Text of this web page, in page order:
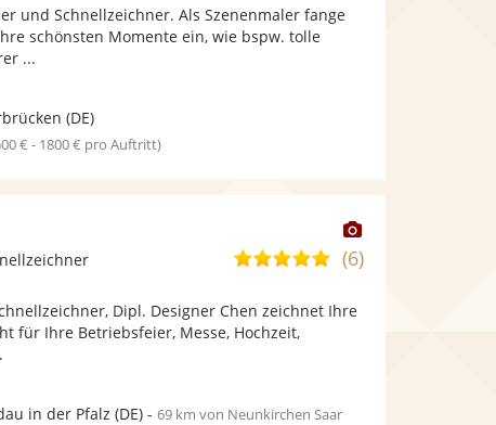
5
und Schnellzeichner. Als Szenenmaler fange
schönsten Momente ein, wie bspw. tolle
...
(DE)
€ - 1800 € pro Auftritt)
Dieser
Künstler
5,0
5
(6)
Dipl. Designer Chen zeichnet Ihre
für Ihre Betriebsfeier, Messe, Hochzeit,
in der Pfalz (DE)- 69 km von Neunkirchen Saar